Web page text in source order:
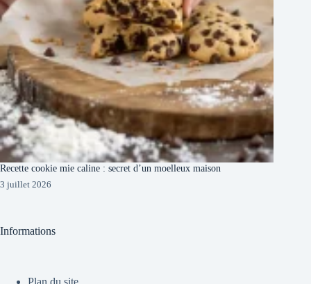
Recette cookie mie caline : secret d’un moelleux maison
3 juillet 2026
Informations
Plan du site